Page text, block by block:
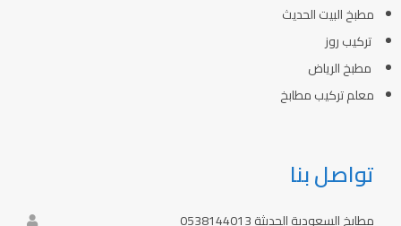
مطبخ البيت الحديث
تركيب روز
مطبخ الرياض
معلم تركيب مطابخ
تواصل بنا
مطابخ السعودية الحديثة 0538144013